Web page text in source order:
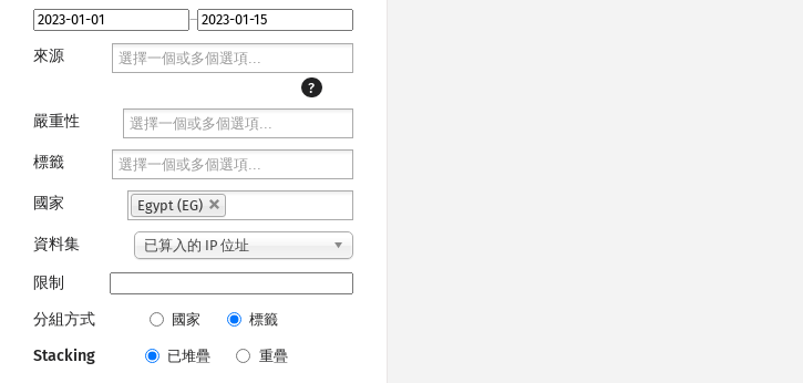
–
來源
?
嚴重性
標籤
國家 Egypt (EG)
資料集 已算入的 IP 位址
限制
分組方式
國家 標籤
Stacking 已堆疊 重疊